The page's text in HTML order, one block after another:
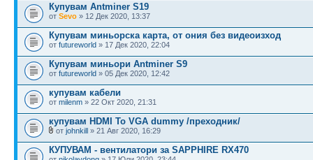
Купувам Antminer S19
от Sevo » 12 Дек 2020, 13:37
Купувам миньорска карта, от ония без видеоизход
от futureworld » 17 Дек 2020, 22:04
Купувам миньори Antminer S9
от futureworld » 05 Дек 2020, 12:42
купувам кабели
от milenm » 22 Окт 2020, 21:31
купувам HDMI To VGA dummy /преходник/
от johnkill » 21 Авг 2020, 16:29
КУПУВАМ - вентилатори за SAPPHIRE RX470